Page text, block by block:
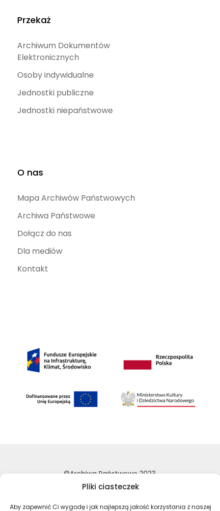
Pliki ciasteczek
Aby zapewnić Ci wygodę i jak najlepszą jakość korzystania z naszej
Przekaż
Archiwum Dokumentów
Elektronicznych
Osoby indywidualne
Jednostki publiczne
Jednostki niepaństwowe
O nas
Mapa Archiwów Państwowych
Archiwa Państwowe
Dołącz do nas
Dla mediów
Kontakt
©Archiwa Państwowe 2023
Wykonanie:nFinity.pl
Deklaracja dostępności